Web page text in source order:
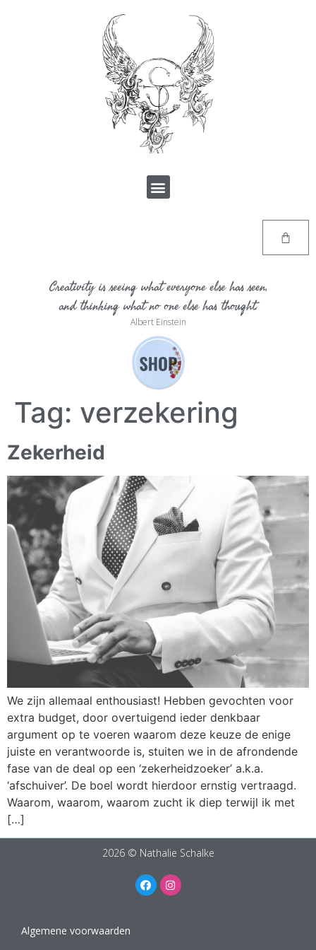
Creativity is seeing what everyone else has seen,
and thinking what no one else has thought.
Albert Einstein
Tag: verzekering
Zekerheid
We zijn allemaal enthousiast! Hebben gevochten voor
extra budget, door overtuigend ieder denkbaar
argument op te voeren waarom deze keuze de enige
juiste en verantwoorde is, stuiten we in de afrondende
fase van de deal op een ‘zekerheidzoeker’ a.k.a.
‘afschuiver’. De boel wordt hierdoor ernstig vertraagd.
Waarom, waarom, waarom zucht ik diep terwijl ik met
[…]
2026 © Nathalie Schalke
Algemene voorwaarden